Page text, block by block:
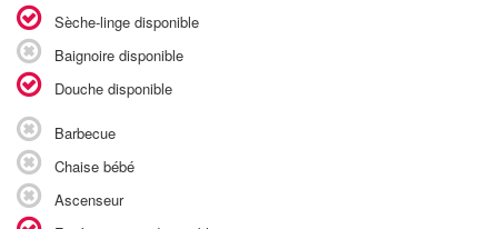
Sèche-linge disponible
Baignoire disponible
Douche disponible
Barbecue
Chaise bébé
Ascenseur